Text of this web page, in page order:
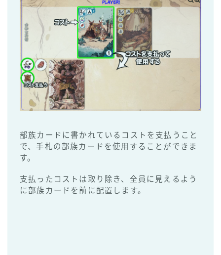
部族カードに書かれているコストを支払うこと
で、手札の部族カードを使用することができま
す。
支払ったコストは取り除き、全員に見えるよう
に部族カードを前に配置します。